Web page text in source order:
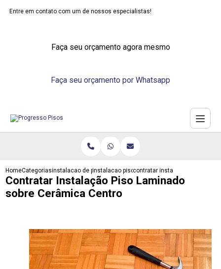
Entre em contato com um de nossos especialistas!
Faça seu orçamento agora mesmo
Faça seu orçamento por Whatsapp
HomeCategoriasinstalacao de pisosinstalacao piso laminado sobre ceramica
contratar instalacao piso
Contratar Instalação Piso Laminado
sobre Cerâmica Centro